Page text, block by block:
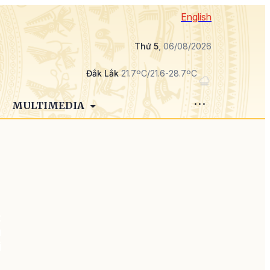
English
Thứ 5, 06/08/2026
Đắk Lắk21.7ºC/21.6-28.7ºC
MULTIMEDIA